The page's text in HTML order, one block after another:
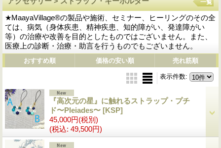
★MaayaVillage®の製品や施術、セミナー、ヒーリングのその全
ては、病気（身体疾患、精神疾患、知的障がい、発達障がい
等）の治療や改善を目的としたものではございません。また、
医療上の診断・治療・助言を行うものでもございません。
一覧
おすすめ順 価格の安い順 売れ筋順
表示件数:
『高次元の星』に触れるストラップ・プチ
ド〜Pleiades〜 [KSP]
45,000円(税別)
(税込: 49,500円)